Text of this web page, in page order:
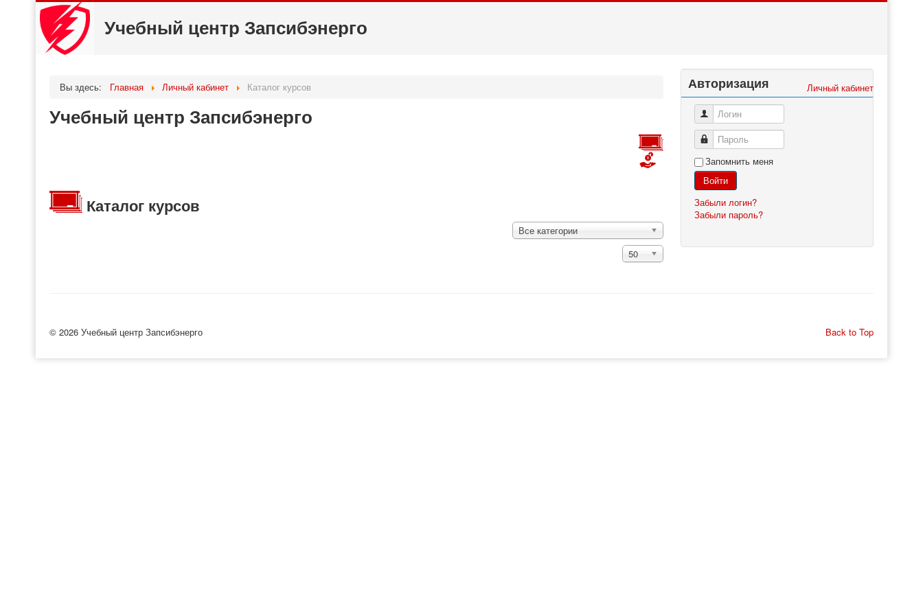
Учебный центр Запсибэнерго
Личный кабинет
Вы здесь: Главная Личный кабинет Каталог курсов
Учебный центр Запсибэнерго
Каталог курсов
Все категории
50
Авторизация
Логин
Пароль
Запомнить меня
Войти
Забыли логин?
Забыли пароль?
Back to Top
© 2026 Учебный центр Запсибэнерго